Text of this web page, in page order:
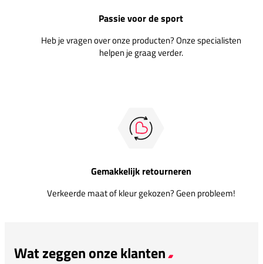
Passie voor de sport
Heb je vragen over onze producten? Onze specialisten
helpen je graag verder.
Gemakkelijk retourneren
Verkeerde maat of kleur gekozen? Geen probleem!
Wat zeggen onze klanten